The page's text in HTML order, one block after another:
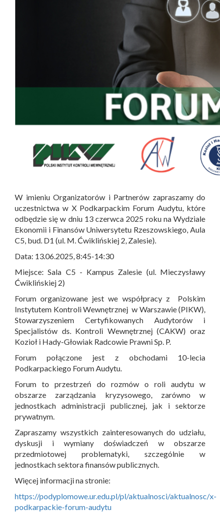
W imieniu Organizatorów i Partnerów zapraszamy do
uczestnictwa w X Podkarpackim Forum Audytu, które
odbędzie się w dniu 13 czerwca 2025 roku na Wydziale
Ekonomii i Finansów Uniwersytetu Rzeszowskiego, Aula
C5, bud. D1 (ul. M. Ćwiklińskiej 2, Zalesie).
Data: 13.06.2025, 8:45-14:30
Miejsce: Sala C5 - Kampus Zalesie (ul. Mieczysławy
Ćwiklińskiej 2)
Forum organizowane jest we współpracy z Polskim
Instytutem Kontroli Wewnętrznej w Warszawie (PIKW),
Stowarzyszeniem Certyfikowanych Audytorów i
Specjalistów ds. Kontroli Wewnętrznej (CAKW) oraz
Kozioł i Hady-Głowiak Radcowie Prawni Sp. P.
Forum połączone jest z obchodami 10-lecia
Podkarpackiego Forum Audytu.
Forum to przestrzeń do rozmów o roli audytu w
obszarze zarządzania kryzysowego, zarówno w
jednostkach administracji publicznej, jak i sektorze
prywatnym.
Zapraszamy wszystkich zainteresowanych do udziału,
dyskusji i wymiany doświadczeń w obszarze
przedmiotowej problematyki, szczególnie w
jednostkach sektora finansów publicznych.
Więcej informacji na stronie:
https://podyplomowe.ur.edu.pl/pl/aktualnosci/aktualnosc/x-
podkarpackie-forum-audytu